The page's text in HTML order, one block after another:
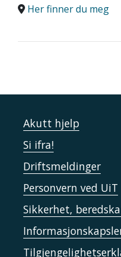
Her finner du meg
Akutt hjelp
Si ifra!
Driftsmeldinger
Personvern ved UiT
Sikkerhet,